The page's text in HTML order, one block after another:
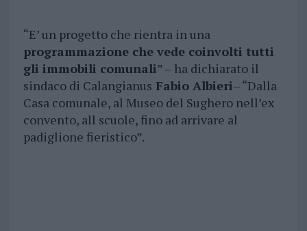
“E’ un progetto che rientra in una
programmazione che vede coinvolti tutti
gli immobili comunali” – ha dichiarato il
sindaco di Calangianus Fabio Albieri– “Dalla
Casa comunale, al Museo del Sughero nell’ex
convento, all scuole, fino ad arrivare al
padiglione fieristico”.